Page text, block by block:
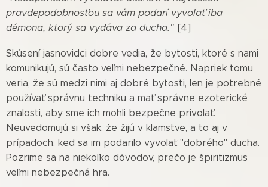
pravdepodobnosťou sa vám podarí vyvolať iba
démona, ktorý sa vydáva za ducha." [4]
Skúsení jasnovidci dobre vedia, že bytosti, ktoré s nami
komunikujú, sú často veľmi nebezpečné. Napriek tomu
veria, že sú medzi nimi aj dobré bytosti, len je potrebné
používať správnu techniku a mať správne ezoterické
znalosti, aby sme ich mohli bezpečne privolať.
Neuvedomujú si však, že žijú v klamstve, a to aj v
prípadoch, keď sa im podarilo vyvolať "dobrého" ducha.
Pozrime sa na niekoľko dôvodov, prečo je špiritizmus
veľmi nebezpečná hra.